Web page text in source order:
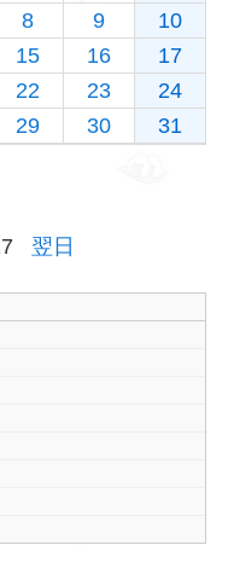
8 9
10
15 16
17
22 23
24
29 30 31
翌日